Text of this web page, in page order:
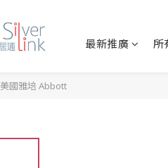
最新推廣 所
美國雅培 Abbott